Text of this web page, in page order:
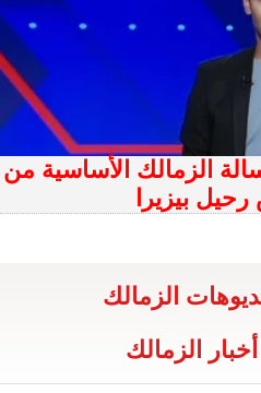
الزمالك الأساسية من
بيزيرا
الزمالك
الزمالك